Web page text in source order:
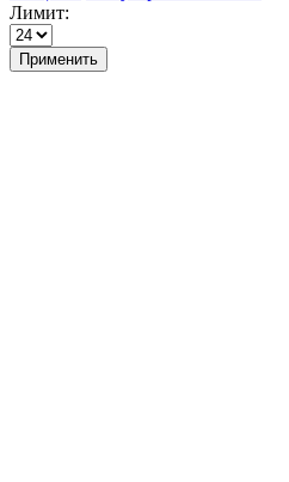
Лимит:
Применить